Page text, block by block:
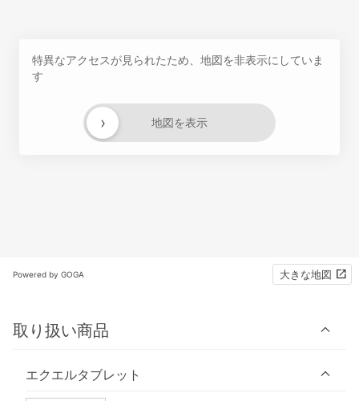
特異なアクセスが見られたため、地図を非表示にしていま
す
地図を表示
›
Powered by GOGA 大きな地図
取り扱い商品
エクエルタブレット